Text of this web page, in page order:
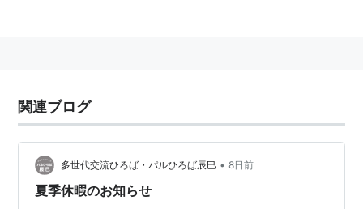
関連ブログ
多世代交流ひろば・パルひろば辰巳 • 8日前
夏季休暇のお知らせ